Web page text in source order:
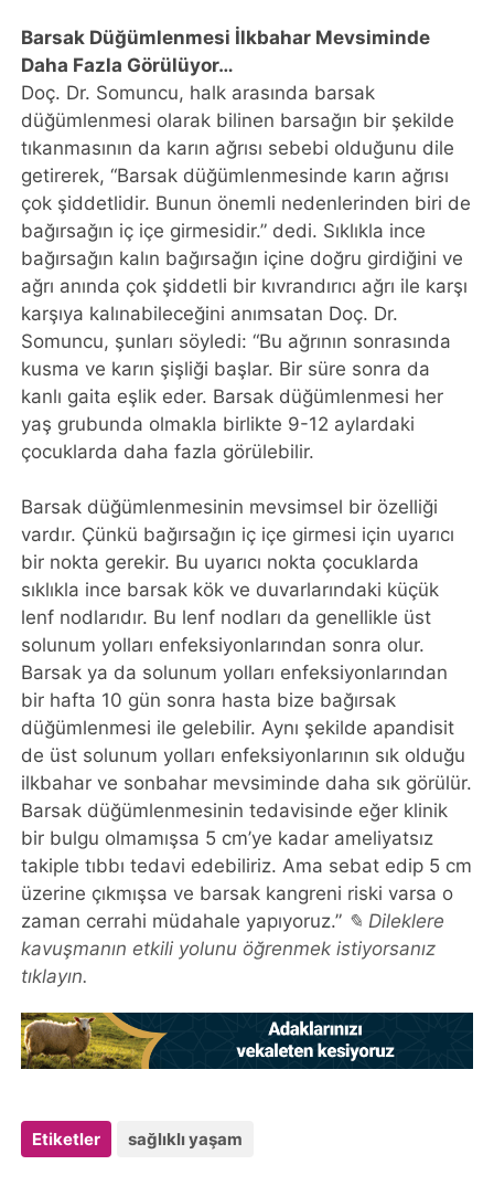
Barsak Düğümlenmesi İlkbahar Mevsiminde
Daha Fazla Görülüyor…
Doç. Dr. Somuncu, halk arasında barsak
düğümlenmesi olarak bilinen barsağın bir şekilde
tıkanmasının da karın ağrısı sebebi olduğunu dile
getirerek, “Barsak düğümlenmesinde karın ağrısı
çok şiddetlidir. Bunun önemli nedenlerinden biri de
bağırsağın iç içe girmesidir.” dedi. Sıklıkla ince
bağırsağın kalın bağırsağın içine doğru girdiğini ve
ağrı anında çok şiddetli bir kıvrandırıcı ağrı ile karşı
karşıya kalınabileceğini anımsatan Doç. Dr.
Somuncu, şunları söyledi: “Bu ağrının sonrasında
kusma ve karın şişliği başlar. Bir süre sonra da
kanlı gaita eşlik eder. Barsak düğümlenmesi her
yaş grubunda olmakla birlikte 9-12 aylardaki
çocuklarda daha fazla görülebilir.
Barsak düğümlenmesinin mevsimsel bir özelliği
vardır. Çünkü bağırsağın iç içe girmesi için uyarıcı
bir nokta gerekir. Bu uyarıcı nokta çocuklarda
sıklıkla ince barsak kök ve duvarlarındaki küçük
lenf nodlarıdır. Bu lenf nodları da genellikle üst
solunum yolları enfeksiyonlarından sonra olur.
Barsak ya da solunum yolları enfeksiyonlarından
bir hafta 10 gün sonra hasta bize bağırsak
düğümlenmesi ile gelebilir. Aynı şekilde apandisit
de üst solunum yolları enfeksiyonlarının sık olduğu
ilkbahar ve sonbahar mevsiminde daha sık görülür.
Barsak düğümlenmesinin tedavisinde eğer klinik
bir bulgu olmamışsa 5 cm’ye kadar ameliyatsız
takiple tıbbı tedavi edebiliriz. Ama sebat edip 5 cm
üzerine çıkmışsa ve barsak kangreni riski varsa o
zaman cerrahi müdahale yapıyoruz.” ✎ Dileklere
kavuşmanın etkili yolunu öğrenmek istiyorsanız
tıklayın.
Etiketler sağlıklı yaşam